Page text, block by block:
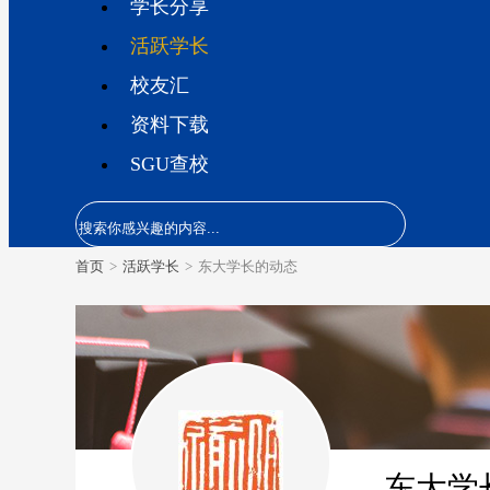
学长分享
活跃学长
校友汇
资料下载
SGU查校
首页 > 活跃学长 > 东大学长的动态